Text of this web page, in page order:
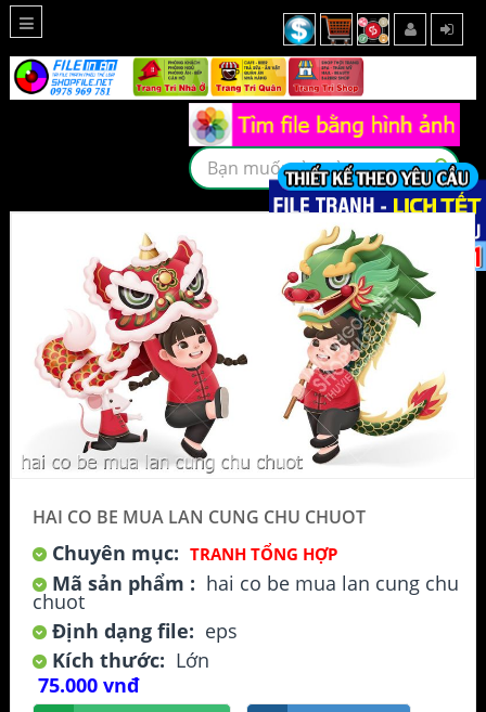
HAI CO BE MUA LAN CUNG CHU CHUOT
Chuyên mục: TRANH TỔNG HỢP
Mã sản phẩm : hai co be mua lan cung chu
chuot
Định dạng file: eps
Kích thước: Lớn
75.000 vnđ